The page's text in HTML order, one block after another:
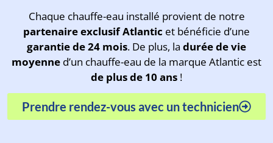
Chaque chauffe-eau installé provient de notre
partenaire exclusif Atlantic et bénéficie d’une
garantie de 24 mois. De plus, la durée de vie
moyenne d’un chauffe-eau de la marque Atlantic est
de plus de 10 ans !
Prendre rendez-vous avec un technicien